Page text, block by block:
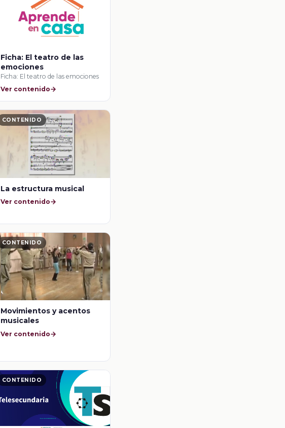
Ficha: El teatro de las
emociones
Ficha: El teatro de las emociones
Ver contenido
CONTENIDO
La estructura musical
Ver contenido
CONTENIDO
Movimientos y acentos
musicales
Ver contenido
CONTENIDO